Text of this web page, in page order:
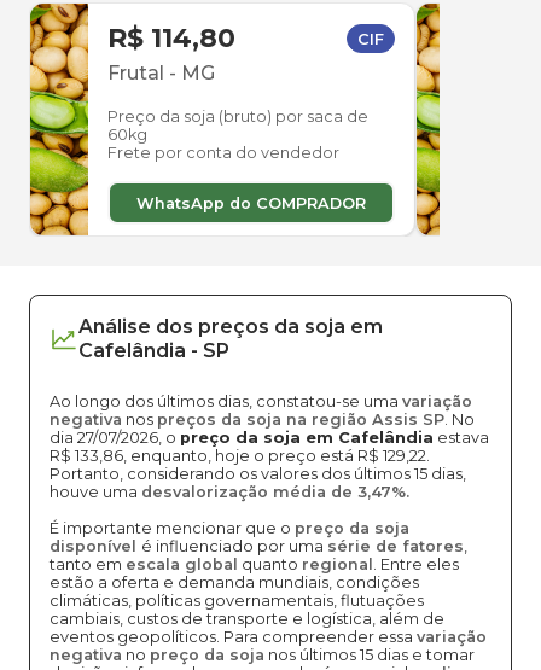
R$ 114,80 CIF
Frutal - MG
Preço da soja (bruto) por saca de
60kg
Frete por conta do vendedor
WhatsApp do COMPRADOR
Análise dos preços da soja em
Cafelândia - SP
Ao longo dos últimos dias, constatou-se uma variação
negativa nos preços da soja na região Assis SP. No
dia 27/07/2026, o preço da soja em Cafelândia estava
R$ 133,86, enquanto, hoje o preço está R$ 129,22.
Portanto, considerando os valores dos últimos 15 dias,
houve uma desvalorização média de 3,47%.
É importante mencionar que o preço da soja
disponível é influenciado por uma série de fatores,
tanto em escala global quanto regional . Entre eles
estão a oferta e demanda mundiais, condições
climáticas, políticas governamentais, flutuações
cambiais, custos de transporte e logística, além de
eventos geopolíticos. Para compreender essa variação
negativa no preço da soja nos últimos 15 dias e tomar